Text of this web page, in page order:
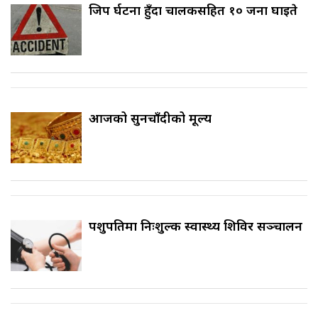
जिप दुर्घटना हुँदा चालकसहित १० जना घाइते
आजको सुनचाँदीको मूल्य
पशुपतिमा निःशुल्क स्वास्थ्य शिविर सञ्चालन